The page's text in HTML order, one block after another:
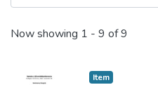
Recent Submissions
Now showing 1 - 9 of 9
Item